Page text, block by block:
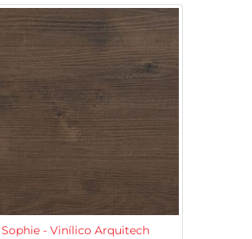
Sophie - Vinílico Arquitech